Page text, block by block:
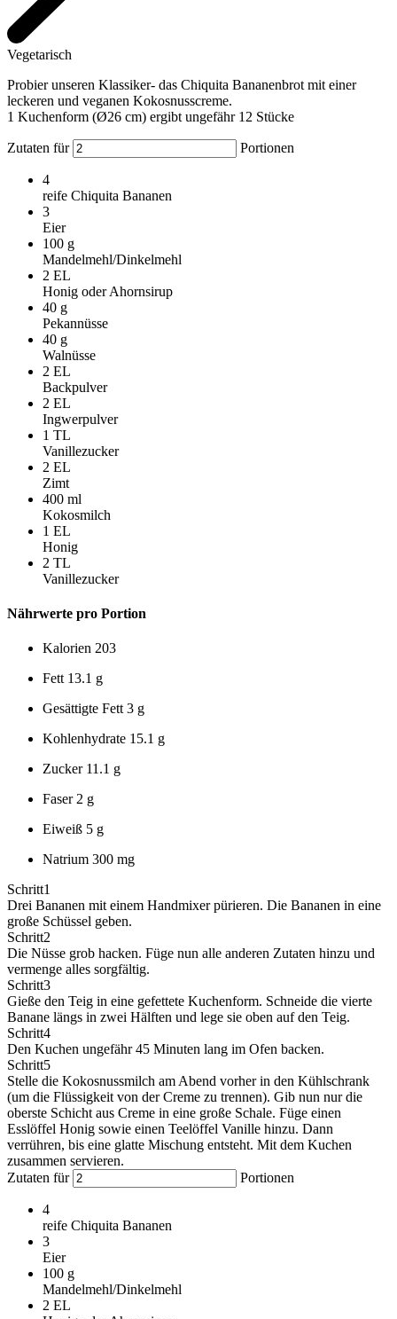
Vegetarisch
Probier unseren Klassiker- das Chiquita Bananenbrot mit einer
leckeren und veganen Kokosnusscreme.
1 Kuchenform (Ø26 cm) ergibt ungefähr 12 Stücke
Zutaten für Portionen
4
reife Chiquita Bananen
3
Eier
100 g
Mandelmehl/Dinkelmehl
2 EL
Honig oder Ahornsirup
40 g
Pekannüsse
40 g
Walnüsse
2 EL
Backpulver
2 EL
Ingwerpulver
1 TL
Vanillezucker
2 EL
Zimt
400 ml
Kokosmilch
1 EL
Honig
2 TL
Vanillezucker
Nährwerte pro Portion
Kalorien 203
Fett 13.1 g
Gesättigte Fett 3 g
Kohlenhydrate 15.1 g
Zucker 11.1 g
Faser 2 g
Eiweiß 5 g
Natrium 300 mg
Schritt1
Drei Bananen mit einem Handmixer pürieren. Die Bananen in eine
große Schüssel geben.
Schritt2
Die Nüsse grob hacken. Füge nun alle anderen Zutaten hinzu und
vermenge alles sorgfältig.
Schritt3
Gieße den Teig in eine gefettete Kuchenform. Schneide die vierte
Banane längs in zwei Hälften und lege sie oben auf den Teig.
Schritt4
Den Kuchen ungefähr 45 Minuten lang im Ofen backen.
Schritt5
Stelle die Kokosnussmilch am Abend vorher in den Kühlschrank
(um die Flüssigkeit von der Creme zu trennen). Gib nun nur die
oberste Schicht aus Creme in eine große Schale. Füge einen
Esslöffel Honig sowie einen Teelöffel Vanille hinzu. Dann
verrühren, bis eine glatte Mischung entsteht. Mit dem Kuchen
zusammen servieren.
Zutaten für
Portionen
4
reife Chiquita Bananen
3
Eier
100 g
Mandelmehl/Dinkelmehl
2 EL